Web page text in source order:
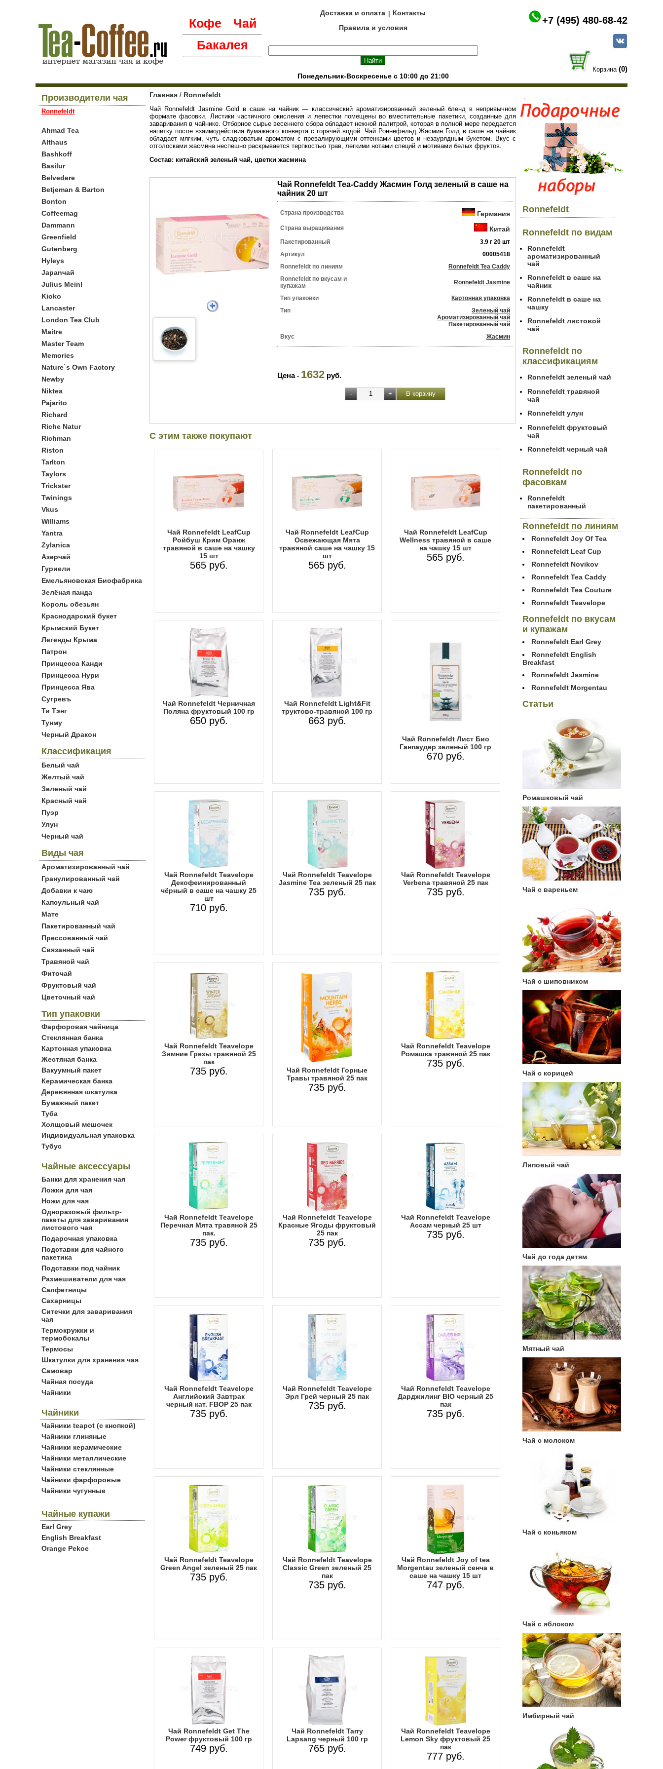
Кофе
Чай
Бакалея
Доставка и оплата
Контакты
Правила и условия
Понедельник-Воскресенье с 10:00 до 21:00
+7 (495) 480-68-42
Корзина (0)
Производители чая
Ronnefeldt
Ahmad Tea
Althaus
Bashkoff
Basilur
Belvedere
Betjeman & Barton
Bonton
Coffeemag
Dammann
Greenfield
Gutenberg
Hyleys
Japanчай
Julius Meinl
Kioko
Lancaster
London Tea Club
Maitre
Master Team
Memories
Nature`s Own Factory
Newby
Niktea
Pajarito
Richard
Riche Natur
Richman
Riston
Tarlton
Taylors
Trickster
Twinings
Vkus
Williams
Yantra
Zylanica
Азерчай
Гуриели
Емельяновская Биофабрика
Зелёная панда
Король обезьян
Краснодарский букет
Крымский Букет
Легенды Крыма
Патрон
Принцесса Канди
Принцесса Нури
Принцесса Ява
Сугревъ
Ти Тэнг
Тунму
Черный Дракон
Классификация
Белый чай
Желтый чай
Зеленый чай
Красный чай
Пуэр
Улун
Черный чай
Виды чая
Ароматизированный чай
Гранулированный чай
Добавки к чаю
Капсульный чай
Мате
Пакетированный чай
Прессованный чай
Связанный чай
Травяной чай
Фиточай
Фруктовый чай
Цветочный чай
Тип упаковки
Фарфоровая чайница
Стеклянная банка
Картонная упаковка
Жестяная банка
Вакуумный пакет
Керамическая банка
Деревянная шкатулка
Бумажный пакет
Туба
Холщовый мешочек
Индивидуальная упаковка
Тубус
Чайные аксессуары
Банки для хранения чая
Ложки для чая
Ножи для чая
Одноразовый фильтр-
пакеты для заваривания
листового чая
Подарочная упаковка
Подставки для чайного
пакетика
Подставки под чайник
Размешиватели для чая
Салфетницы
Сахарницы
Ситечки для заваривания
чая
Термокружки и
термобокалы
Термосы
Шкатулки для хранения чая
Самовар
Чайная посуда
Чайники
Чайники
Чайники teapot (с кнопкой)
Чайники глиняные
Чайники керамические
Чайники металлические
Чайники стеклянные
Чайники фарфоровые
Чайники чугунные
Чайные купажи
Earl Grey
English Breakfast
Orange Pekoe
Главная / Ronnefeldt
Чай Ronnefeldt Jasmine Gold в саше на чайник — классический ароматизированный зеленый бленд в непривычном
формате фасовки. Листики частичного окисления и лепестки помещены во вместительные пакетики, созданные для
заваривания в чайнике. Отборное сырье весеннего сбора обладает нежной палитрой, которая в полной мере передается
напитку после взаимодействия бумажного конверта с горячей водой. Чай Роннефельд Жасмин Голд в саше на чайник
обладает мягким, чуть сладковатым ароматом с превалирующими оттенками цветов и незаурядным букетом. Вкус с
отголосками жасмина неспешно раскрывается терпкостью трав, легкими нотами специй и мотивами белых фруктов.
Состав: китайский зеленый чай, цветки жасмина
Чай Ronnefeldt Tea-Caddy Жасмин Голд зеленый в саше на
чайник 20 шт
Страна производства Германия
Страна выращивания Китай
Пакетированный
3.9 г 20 шт
Артикул
00005418
Ronnefeldt по линиям
Ronnefeldt Tea Caddy
Ronnefeldt по вкусам и
купажам
Ronnefeldt Jasmine
Тип упаковки
Картонная упаковка
Тип
Зеленый чай
Ароматизированный чай
Пакетированный чай
Вкус
Жасмин
Цена- 1632 руб.
С этим также покупают
Чай Ronnefeldt LeafCup
Ройбуш Крим Оранж
травяной в саше на чашку
15 шт
565 руб.
Чай Ronnefeldt LeafCup
Освежающая Мята
травяной саше на чашку 15
шт
565 руб.
Чай Ronnefeldt LeafCup
Wellness травяной в саше
на чашку 15 шт
565 руб.
Чай Ronnefeldt Черничная
Поляна фруктовый 100 гр
650 руб.
Чай Ronnefeldt Light&Fit
труктово-травяной 100 гр
663 руб.
Чай Ronnefeldt Лист Био
Ганпаудер зеленый 100 гр
670 руб.
Чай Ronnefeldt Teavelope
Декофеинированный
чёрный в саше на чашку 25
шт
710 руб.
Чай Ronnefeldt Teavelope
Jasmine Tea зеленый 25 пак
735 руб.
Чай Ronnefeldt Teavelope
Verbena травяной 25 пак
735 руб.
Чай Ronnefeldt Teavelope
Зимние Грезы травяной 25
пак
735 руб.
Чай Ronnefeldt Горные
Травы травяной 25 пак
735 руб.
Чай Ronnefeldt Teavelope
Ромашка травяной 25 пак
735 руб.
Чай Ronnefeldt Teavelope
Перечная Мята травяной 25
пак.
735 руб.
Чай Ronnefeldt Teavelope
Красные Ягоды фруктовый
25 пак
735 руб.
Чай Ronnefeldt Teavelope
Ассам черный 25 шт
735 руб.
Чай Ronnefeldt Teavelope
Английский Завтрак
черный кат. FBOP 25 пак
735 руб.
Чай Ronnefeldt Teavelope
Эрл Грей черный 25 пак
735 руб.
Чай Ronnefeldt Teavelope
Дарджилинг BIO черный 25
пак
735 руб.
Чай Ronnefeldt Teavelope
Green Angel зеленый 25 пак
735 руб.
Чай Ronnefeldt Teavelope
Classic Green зеленый 25
пак
735 руб.
Чай Ronnefeldt Joy of tea
Morgentau зеленый сенча в
саше на чашку 15 шт
747 руб.
Чай Ronnefeldt Get The
Power фруктовый 100 гр
749 руб.
Чай Ronnefeldt Tarry
Lapsang черный 100 гр
765 руб.
Чай Ronnefeldt Teavelope
Lemon Sky фруктовый 25
пак
777 руб.
Ronnefeldt
Ronnefeldt по видам
Ronnefeldt
ароматизированный
чай
Ronnefeldt в саше на
чайник
Ronnefeldt в саше на
чашку
Ronnefeldt листовой
чай
Ronnefeldt по
классификациям
Ronnefeldt зеленый чай
Ronnefeldt травяной
чай
Ronnefeldt улун
Ronnefeldt фруктовый
чай
Ronnefeldt черный чай
Ronnefeldt по
фасовкам
Ronnefeldt
пакетированный
Ronnefeldt по линиям
Ronnefeldt Joy Of Tea
Ronnefeldt Leaf Cup
Ronnefeldt Novikov
Ronnefeldt Tea Caddy
Ronnefeldt Tea Couture
Ronnefeldt Teavelope
Ronnefeldt по вкусам
и купажам
Ronnefeldt Earl Grey
Ronnefeldt English
Breakfast
Ronnefeldt Jasmine
Ronnefeldt Morgentau
Статьи
Ромашковый чай
Чай с вареньем
Чай с шиповником
Чай с корицей
Липовый чай
Чай до года детям
Мятный чай
Чай с молоком
Чай с коньяком
Чай с яблоком
Имбирный чай